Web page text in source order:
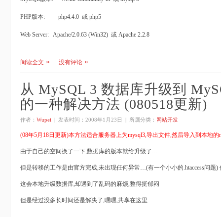
PHP版本: php4.4.0 或 php5
Web Server: Apache/2.0.63 (Win32) 或 Apache 2.2.8
阅读全文 没有评论
从 MySQL 3 数据库升级到
的一种解决方法 (080518更新)
作者： Wupei | 发表时间： 2008年1月23日 | 所属分类： 网站开发
(08年5月18日更新)本方法适合服务器上为mysql3,导出文件,然后导入到本地
由于自己的空间换了一下,数据库的版本就给升级了…
但是转移的工作是由官方完成,未出现任何异常…(有一个小小的.htaccess问题
这会本地升级数据库,却遇到了乱码的麻烦,整得挺郁闷
但是经过没多长时间还是解决了,嘿嘿,共享在这里